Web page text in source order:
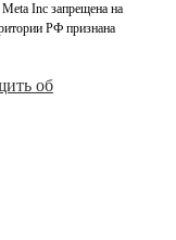
Inc запрещена на
РФ признана
об